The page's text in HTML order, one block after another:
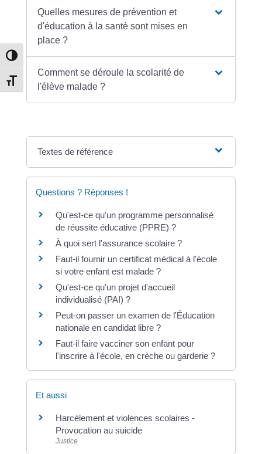
Passer en contraste élevé
Changer la taille de la police
Quelles mesures de prévention et
d'éducation à la santé sont mises en
place ?
Comment se déroule la scolarité de
l'élève malade ?
Textes de référence
Questions ? Réponses !
Qu'est-ce qu'un programme personnalisé
de réussite éducative (PPRE) ?
À quoi sert l'assurance scolaire ?
Faut-il fournir un certificat médical à l'école
si votre enfant est malade ?
Qu'est-ce qu'un projet d'accueil
individualisé (PAI) ?
Peut-on passer un examen de l'Éducation
nationale en candidat libre ?
Faut-il faire vacciner son enfant pour
l'inscrire à l'école, en crèche ou garderie ?
Et aussi
Harcèlement et violences scolaires -
Provocation au suicide
Justice